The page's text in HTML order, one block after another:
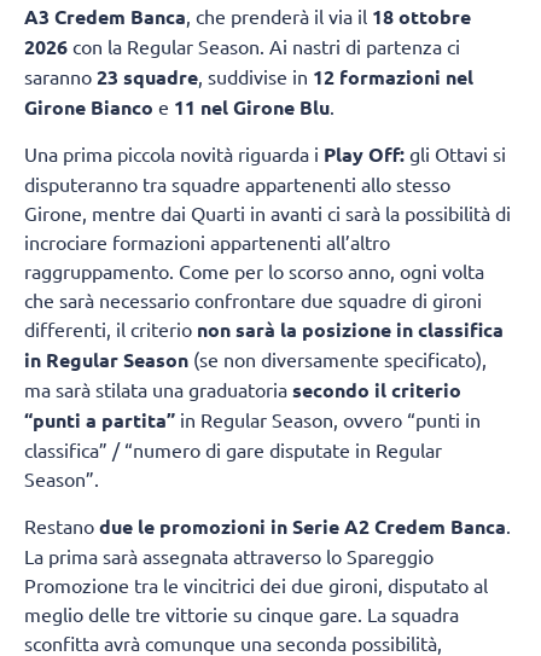
A3 Credem Banca , che prenderà il via il 18 ottobre
2026 con la Regular Season. Ai nastri di partenza ci
saranno 23 squadre , suddivise in 12 formazioni nel
Girone Bianco e 11 nel Girone Blu
Una prima piccola novità riguarda i Play Off: gli Ottavi si
disputeranno tra squadre appartenenti allo stesso
Girone, mentre dai Quarti in avanti ci sarà la possibilità di
incrociare formazioni appartenenti all’altro
raggruppamento. Come per lo scorso anno, ogni volta
che sarà necessario confrontare due squadre di gironi
differenti, il criterio non sarà la posizione in classifica
in Regular Season (se non diversamente specificato),
ma sarà stilata una graduatoria secondo il criterio
“punti a partita” in Regular Season, ovvero “punti in
classifica” / “numero di gare disputate in Regular
Season”.
Restano due le promozioni in Serie A2 Credem Banca
La prima sarà assegnata attraverso lo Spareggio
Promozione tra le vincitrici dei due gironi, disputato al
meglio delle tre vittorie su cinque gare. La squadra
sconfitta avrà comunque una seconda possibilità,